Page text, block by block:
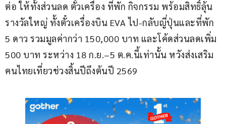
ต่อ ให้ทั้งส่วนลด ตั๋วเครื่อง ที่พัก กิจกรรม พร้อมสิทธิ์ลุ้น
รางวัลใหญ่ ทั้งตั๋วเครื่องบิน EVA ไป-กลับญี่ปุ่นและที่พัก
5 ดาว รวมมูลค่ากว่า 150,000 บาท และโค้ดส่วนลดเพิ่ม
500 บาท ระหว่าง 18 ก.ย.–5 ต.ค.นี้เท่านั้น หวังส่งเสริม
คนไทยเที่ยวช่วงสิ้นปีถึงต้นปี 2569